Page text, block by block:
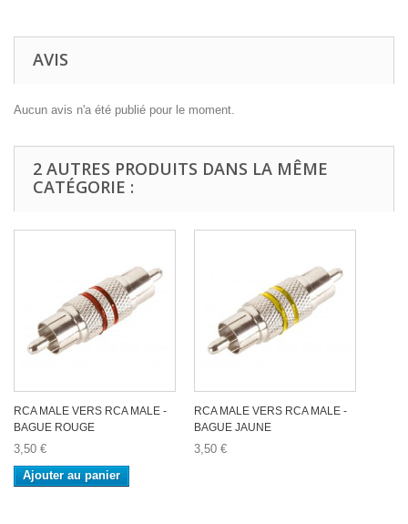
AVIS
Aucun avis n'a été publié pour le moment.
2 AUTRES PRODUITS DANS LA MÊME
CATÉGORIE :
RCA MALE VERS RCA MALE -
BAGUE ROUGE
3,50 €
Ajouter au panier
RCA MALE VERS RCA MALE -
BAGUE JAUNE
3,50 €